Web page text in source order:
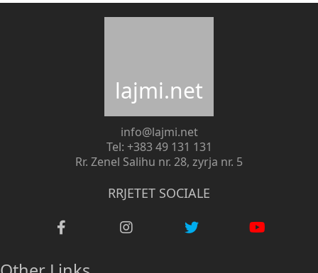
lajmi.net
info@lajmi.net
Tel: +383 49 131 131
Rr. Zenel Salihu nr. 28, zyrja nr. 5
RRJETET SOCIALE